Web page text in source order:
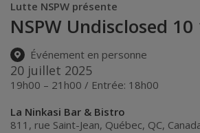
Lutte NSPW présente
NSPW Undisclosed
Événement en personne
20 juillet 2025
19h00 – 21h00 / Entrée: 18h00
La Ninkasi Bar & Bistro
811, rue Saint-Jean, Québec, QC,